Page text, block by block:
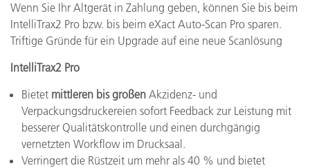
Wenn Sie Ihr Altgerät in Zahlung geben, können Sie bis beim
IntelliTrax2 Pro bzw. bis beim eXact Auto-Scan Pro sparen.
Triftige Gründe für ein Upgrade auf eine neue Scanlösung
IntelliTrax2 Pro
Bietet mittleren bis großen Akzidenz- und
Verpackungsdruckereien sofort Feedback zur Leistung mit
besserer Qualitätskontrolle und einen durchgängig
vernetzten Workflow im Drucksaal.
Verringert die Rüstzeit um mehr als 40 % und bietet